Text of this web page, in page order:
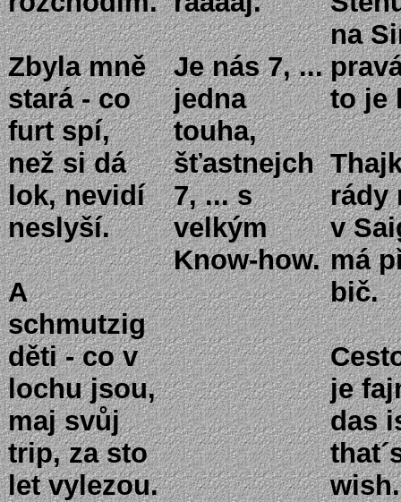
Zbyla mně
stará - co
furt spí,
než si dá
lok, nevidí
neslyší.
A
schmutzig
děti - co v
lochu jsou,
maj svůj
trip, za sto
let vylezou.
Je nás 7, ...
jedna
touha,
šťastnejch
7, ... s
velkým
Know-how.
na
to je
rády
v
má
bič.
je
das
wish.